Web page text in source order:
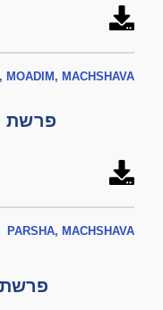
MOADIM, MACHSHAVA
פרשת
PARSHA, MACHSHAVA